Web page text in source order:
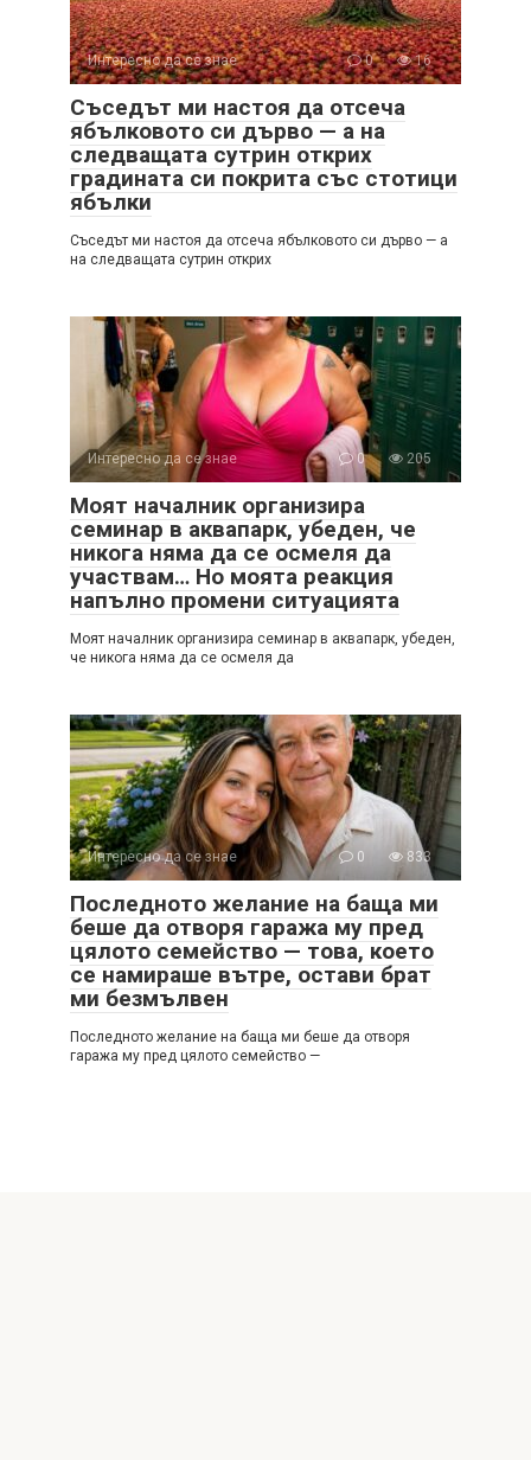
Интересно да се знае 0 16
Съседът ми настоя да отсеча
ябълковото си дърво — а на
следващата сутрин открих
градината си покрита със стотици
ябълки
Съседът ми настоя да отсеча ябълковото си дърво — а
на следващата сутрин открих
Интересно да се знае 0 205
Моят началник организира
семинар в аквапарк, убеден, че
никога няма да се осмеля да
участвам… Но моята реакция
напълно промени ситуацията
Моят началник организира семинар в аквапарк, убеден,
че никога няма да се осмеля да
Интересно да се знае 0 833
Последното желание на баща ми
беше да отворя гаража му пред
цялото семейство — това, което
се намираше вътре, остави брат
ми безмълвен
Последното желание на баща ми беше да отворя
гаража му пред цялото семейство —